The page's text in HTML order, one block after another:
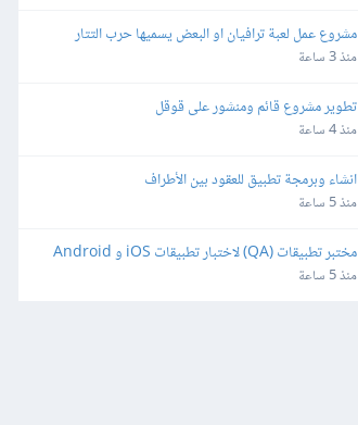
مشروع عمل لعبة ترافيان او البعض يسميها حرب التتار
منذ 3 ساعة
تطوير مشروع قائم ومنشور على قوقل
منذ 4 ساعة
انشاء وبرمجة تطبيق للعقود بين الأطراف
منذ 5 ساعة
مختبر تطبيقات (QA) لاختبار تطبيقات iOS و Android
منذ 5 ساعة